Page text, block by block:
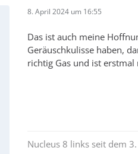
8. April 2024 um 16:55
Das ist auch meine
Geräuschkulisse haben,
richtig Gas und ist
Nucleus 8 links seit dem